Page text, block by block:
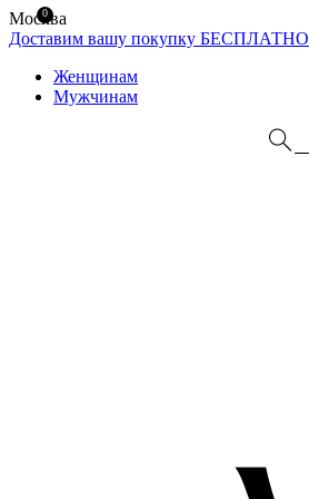
Москва
Доставим вашу покупку БЕСПЛАТНО
Женщинам
Мужчинам
0